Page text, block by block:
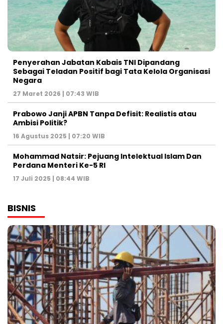
Penyerahan Jabatan Kabais TNI Dipandang
Sebagai Teladan Positif bagi Tata Kelola Organisasi
Negara
27 Maret 2026 | 07:43 WIB
Prabowo Janji APBN Tanpa Defisit: Realistis atau
Ambisi Politik?
16 Agustus 2025 | 07:20 WIB
Mohammad Natsir: Pejuang Intelektual Islam Dan
Perdana Menteri Ke-5 RI
17 Juli 2025 | 08:44 WIB
BISNIS